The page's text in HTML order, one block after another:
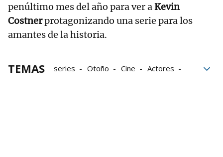
penúltimo mes del año para ver aKevin
Costnerprotagonizando una serie para los
amantes de la historia.
TEMAS series Otoño Cine
Actores